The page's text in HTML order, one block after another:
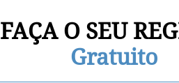
FAÇA O SEU
Gratuito